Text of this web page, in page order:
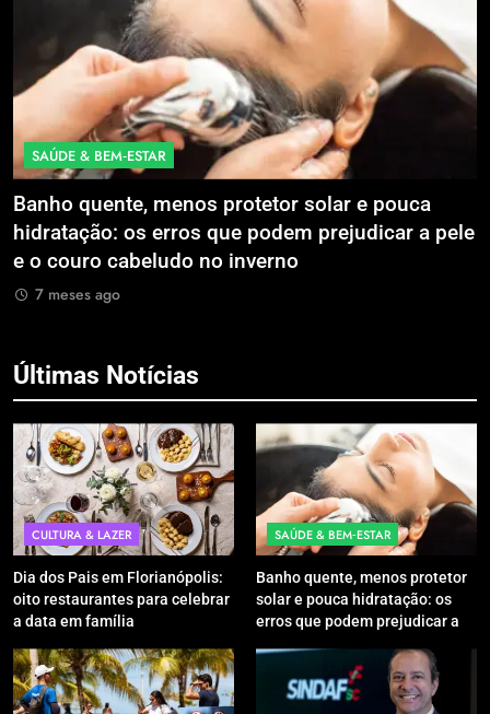
SAÚDE & BEM‑ESTAR
Banho quente, menos protetor solar e pouca
hidratação: os erros que podem prejudicar a pele
e o couro cabeludo no inverno
7 meses ago
Últimas Notícias
CULTURA & LAZER
Dia dos Pais em Florianópolis:
oito restaurantes para celebrar
a data em família
SAÚDE & BEM‑ESTAR
Banho quente, menos protetor
solar e pouca hidratação: os
erros que podem prejudicar a